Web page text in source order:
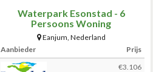
Waterpark Esonstad - 6
Persoons Woning
Eanjum, Nederland
Aanbieder
Prijs
€3.106